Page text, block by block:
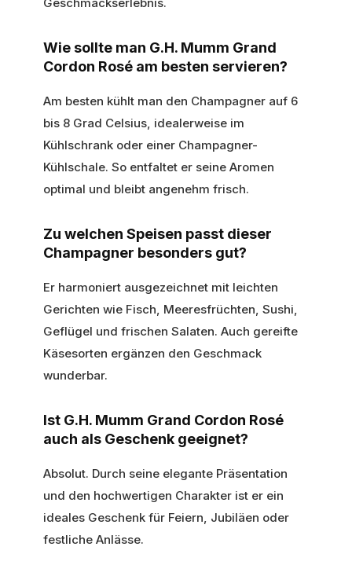
Wie sollte man G.H. Mumm Grand
Cordon Rosé am besten servieren?
Am besten kühlt man den Champagner auf 6
bis 8 Grad Celsius, idealerweise im
Kühlschrank oder einer Champagner-
Kühlschale. So entfaltet er seine Aromen
optimal und bleibt angenehm frisch.
Zu welchen Speisen passt dieser
Champagner besonders gut?
Er harmoniert ausgezeichnet mit leichten
Gerichten wie Fisch, Meeresfrüchten, Sushi,
Geflügel und frischen Salaten. Auch gereifte
Käsesorten ergänzen den Geschmack
wunderbar.
Ist G.H. Mumm Grand Cordon Rosé
auch als Geschenk geeignet?
Absolut. Durch seine elegante Präsentation
und den hochwertigen Charakter ist er ein
ideales Geschenk für Feiern, Jubiläen oder
festliche Anlässe.